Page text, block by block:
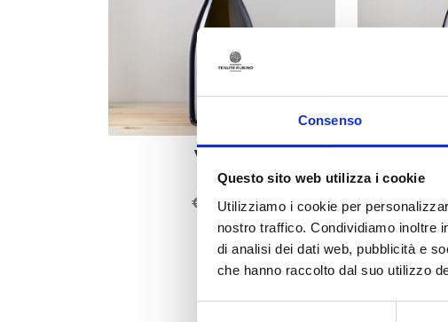
Consenso
Questo sito web utilizza i cookie
Utilizziamo i cookie per
nostro traffico. Condividiamo inoltre
di analisi dei dati web, pubblicità e
che hanno raccolto dal suo utilizzo
V’ITRA
€ 20,00